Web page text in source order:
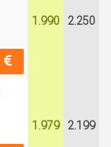
1.990 2.250
1.979 2.199